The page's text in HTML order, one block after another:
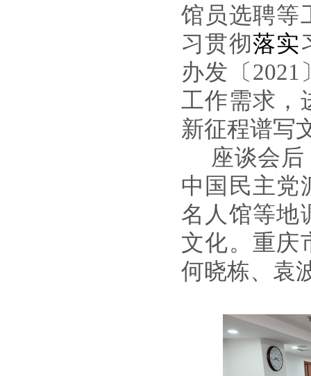
馆员选聘等
习贯彻落实
办发〔 2021
工作需求，
新征程谱写
座谈会
中国民主党
名人馆等地
文化。重庆
何晓栋、袁